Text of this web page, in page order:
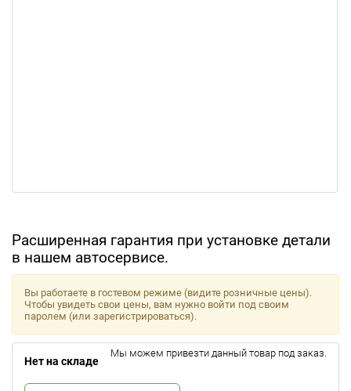
Расширенная гарантия при установке детали
в нашем автосервисе.
Вы работаете в гостевом режиме (видите розничные цены).
Чтобы увидеть свои цены, вам нужно войти под своим
паролем (или зарегистрироваться).
Нет на складе
Мы можем привезти данный товар под заказ.